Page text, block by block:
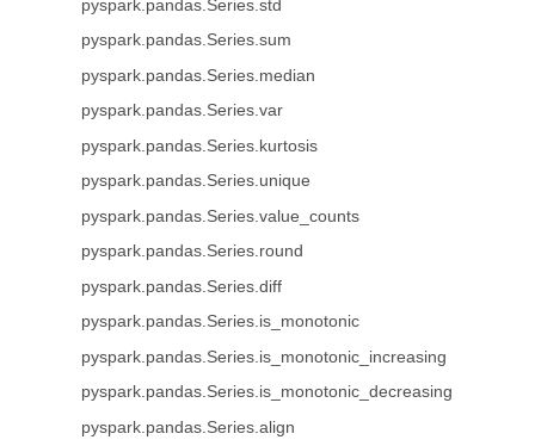
pyspark.pandas.Series.std
pyspark.pandas.Series.sum
pyspark.pandas.Series.median
pyspark.pandas.Series.var
pyspark.pandas.Series.kurtosis
pyspark.pandas.Series.unique
pyspark.pandas.Series.value_counts
pyspark.pandas.Series.round
pyspark.pandas.Series.diff
pyspark.pandas.Series.is_monotonic
pyspark.pandas.Series.is_monotonic_increasing
pyspark.pandas.Series.is_monotonic_decreasing
pyspark.pandas.Series.align